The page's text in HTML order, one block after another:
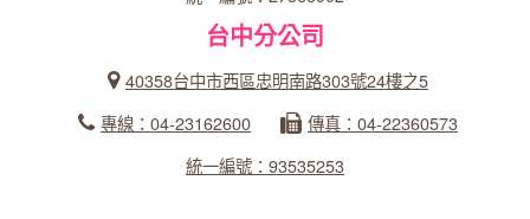
台中分公司
40358台中市西區忠明南路303號24樓之5
專線：04-23162600
傳真：04-22360573
統一編號：93535253